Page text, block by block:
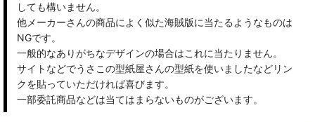
しても構いません。
他メーカーさんの商品によく似た海賊版に当たるようなものは
NGです。
一般的なありがちなデザインの場合はこれに当たりません。
サイトなどでうさこの型紙屋さんの型紙を使いましたなどリン
クを貼っていただければ喜びます。
一部委託商品などは当てはまらないものがございます。